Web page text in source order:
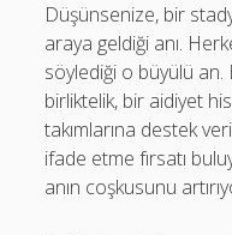
Ücretsiz Instagram Bayan
Sayfa Listesi
Tiktok Takipçi Hilesi
Ücretsiz Instagram
Düşünsenize, bir
araya geldiği anı.
söylediği o büyülü an.
birliktelik, bir aidiyet
takımlarına destek
ifade etme fırsatı
anın coşkusunu